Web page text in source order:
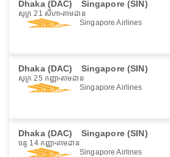
Dhaka (DAC) Singapore (SIN)
សុក្រ 21 សីហា តាមដាន
Singapore Airlines
Dhaka (DAC) Singapore (SIN)
សុក្រ 25 កញ្ញា តាមដាន
Singapore Airlines
Dhaka (DAC) Singapore (SIN)
ចន្ទ 14 កញ្ញា តាមដាន
Singapore Airlines